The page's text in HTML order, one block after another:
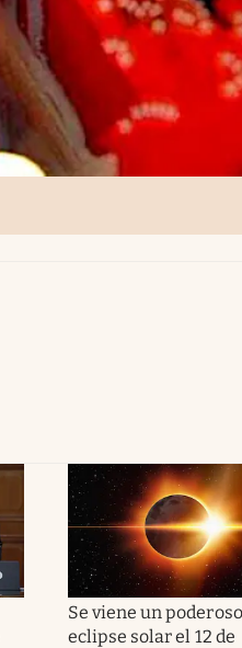
Se viene un poderoso
eclipse solar el 12 de